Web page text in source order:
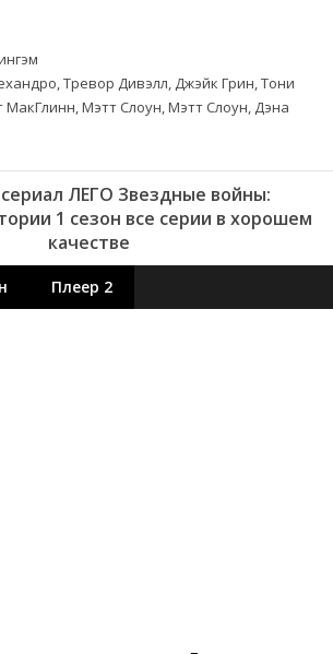
Тревор Дивэлл, Джэйк Грин, Тони
Мэтт Слоун, Мэтт Слоун, Дэна
ЛЕГО Звездные войны:
1 сезон все серии в хорошем
качестве
Плеер 2